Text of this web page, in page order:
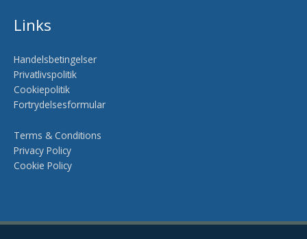
Links
Handelsbetingelser
Privatlivspolitik
Cookiepolitik
Fortrydelsesformular
Terms & Conditions
Privacy Policy
Cookie Policy